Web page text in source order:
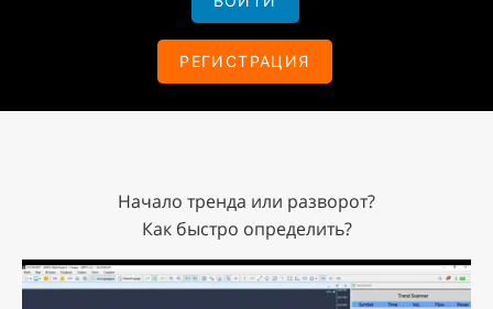
РЕГИСТРАЦИЯ
Начало тренда или разворот?
Как быстро определить?